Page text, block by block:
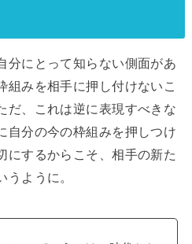
分にとって知らない側面があ
組みを相手に押し付けないこ
だ、これは逆に表現すべきな
自分の今の枠組みを押しつけ
にするからこそ、相手の新た
うように。